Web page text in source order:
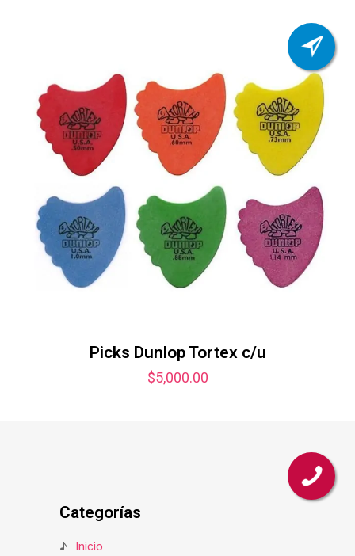
Picks Dunlop Tortex c/u
$5,000.00
Categorías
♪
Inicio